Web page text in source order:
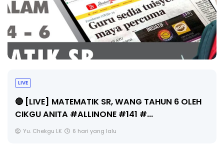
LIVE
🔴 [LIVE] MATEMATIK SR, WANG TAHUN 6 OLEH
CIKGU ANITA #ALLINONE #141 #...
Yu. Chekgu LK 6 hari yang lalu